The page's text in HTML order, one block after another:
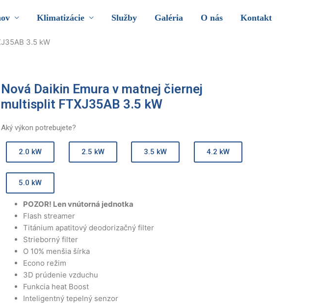
Klimatizácie Služby Galéria O nás Kontakt
3.5 kW
Nová Daikin Emura v matnej čiernej
multisplit FTXJ35AB 3.5 kW
Aký výkon potrebujete?
2.0 kW
5.0 kW
2.5 kW 3.5 kW 4.2 kW
POZOR! Len vnútorná jednotka
Flash streamer
Titánium apatitový deodorizačný filter
Strieborný filter
O 10% menšia šírka
Econo režim
3D prúdenie vzduchu
Funkcia heat Boost
Inteligentný tepelný senzor